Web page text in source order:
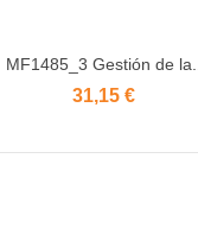
MF1485_3 Gestión de la...
31,15 €